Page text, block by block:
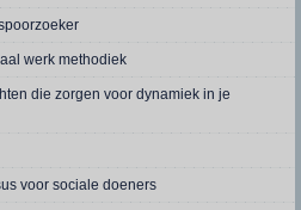
werk methodiek
die zorgen voor dynamiek in je
voor sociale doeners